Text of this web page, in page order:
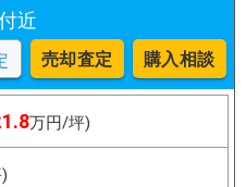
近
売却査定 購入相談
万円/坪)